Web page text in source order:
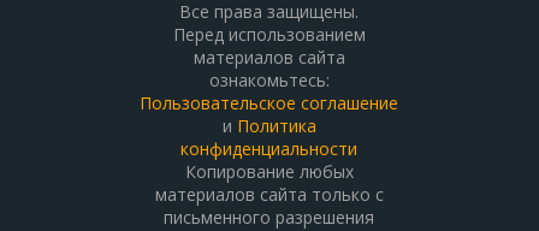
Все права защищены.
Перед использованием
материалов сайта
ознакомьтесь:
Пользовательское соглашение
и Политика
конфиденциальности
Копирование любых
материалов сайта только с
письменного разрешения